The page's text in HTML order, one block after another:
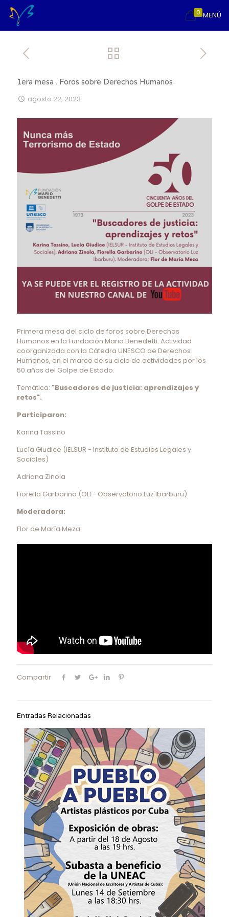
MENÚ
0
1era mesa . Foros sobre Derechos Humanos
agosto 22, 2023
Primera mesa del ciclo de foros sobre Derechos
Humanos en la Fundación Mario Benedetti. Actividad
coorganizada con la Cátedra UNESCO de Derechos
Humanos, en el marco de su ciclo de actividades por los
50 años del Golpe de Estado.
Temática: "Buscadores de justicia: aprendizajes y
retos".
Participaron:
Karina Tassino
Lucía Giudice (IELSUR - Instituto de Estudios Legales y
Sociales)
Adriana Zinola
Fiorella Garbarino (OLI - Observatorio Luz Ibarburu)
Moderadora:
Flor de María Meza
Compartir
Entradas Relacionadas